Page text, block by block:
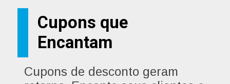
Cupons que
Encantam
Cupons de desconto geram